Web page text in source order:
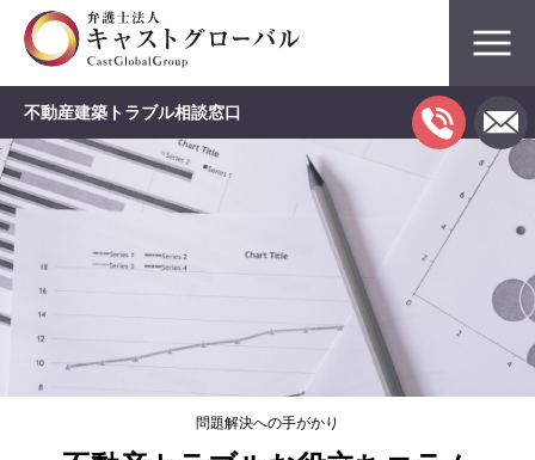
不動産建築トラブル相談窓口
問題解決への手がかり